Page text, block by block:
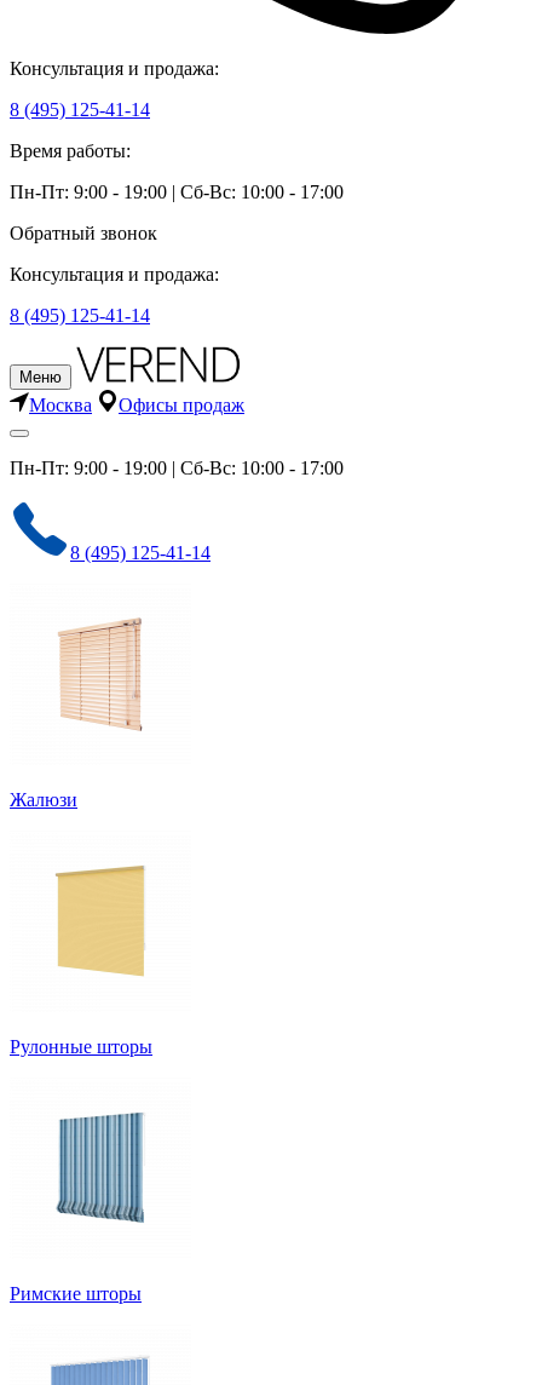
Консультация и продажа:
8 (495) 125-41-14
Время работы:
Пн-Пт: 9:00 - 19:00 | Сб-Вс: 10:00 - 17:00
Обратный звонок
Консультация и продажа:
8 (495) 125-41-14
Меню
Москва Офисы продаж
Пн-Пт: 9:00 - 19:00 | Сб-Вс: 10:00 - 17:00
8 (495) 125-41-14
Жалюзи
Рулонные шторы
Римские шторы